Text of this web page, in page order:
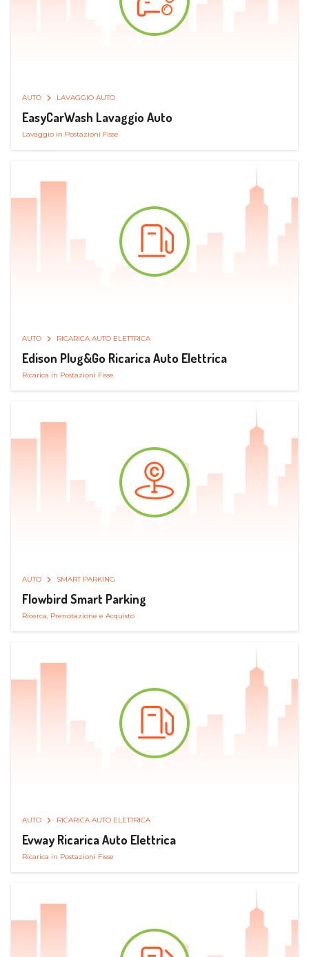
AUTO LAVAGGIO AUTO
EasyCarWash Lavaggio Auto
Lavaggio in Postazioni Fisse
AUTO RICARICA AUTO ELETTRICA
Edison Plug&Go Ricarica Auto Elettrica
Ricarica in Postazioni Fisse
AUTO SMART PARKING
Flowbird Smart Parking
Ricerca, Prenotazione e Acquisto
AUTO RICARICA AUTO ELETTRICA
Evway Ricarica Auto Elettrica
Ricarica in Postazioni Fisse